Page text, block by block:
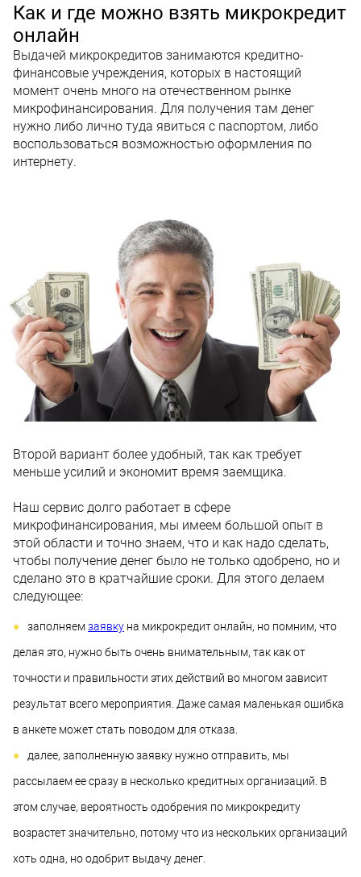
Как и где можно взять микрокредит
онлайн
Выдачей микрокредитов занимаются кредитно-
финансовые учреждения, которых в настоящий
момент очень много на отечественном рынке
микрофинансирования. Для получения там денег
нужно либо лично туда явиться с паспортом, либо
воспользоваться возможностью оформления по
интернету.
Второй вариант более удобный, так как требует
меньше усилий и экономит время заемщика.
Наш сервис долго работает в сфере
микрофинансирования, мы имеем большой опыт в
этой области и точно знаем, что и как надо сделать,
чтобы получение денег было не только одобрено, но и
сделано это в кратчайшие сроки. Для этого делаем
следующее:
заполняемзаявку на микрокредит онлайн, но помним, что
делая это, нужно быть очень внимательным, так как от
точности и правильности этих действий во многом зависит
результат всего мероприятия. Даже самая маленькая ошибка
в анкете может стать поводом для отказа.
далее, заполненную заявку нужно отправить, мы
рассылаем ее сразу в несколько кредитных организаций. В
этом случае, вероятность одобрения по микрокредиту
возрастет значительно, потому что из нескольких организаций
хоть одна, но одобрит выдачу денег.